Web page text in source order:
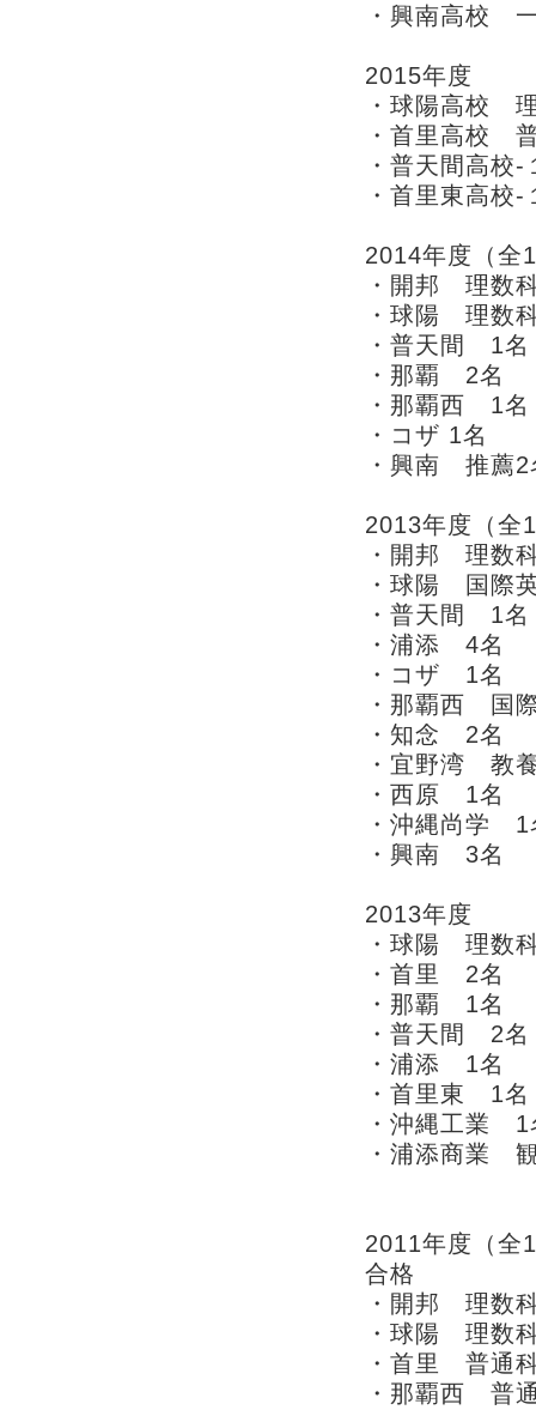
・興南高校
2015年度
・球陽高校
・首里高校
・普天間高校-
・首里東高校-
2014年度（全
・開邦 理数
・球陽 理数
・普天間 1名
・那覇 2名
・那覇西 1名
・コザ 1名
・興南 推薦
2013年度（全
・開邦 理数
・球陽 国際
・普天間 1名
・浦添 4名
・コザ 1名
・那覇西 国
・知念 2名
・宜野湾 教
・西原 1名
・沖縄尚学 1
・興南 3名
2013年度
・球陽 理数
・首里 2名
・那覇 1名
・普天間 2名
・浦添 1名
・首里東 1名
・沖縄工業 1
・浦添商業
2011年度（全
合格
・開邦 理数
・球陽 理数
・首里 普通
・那覇西 普